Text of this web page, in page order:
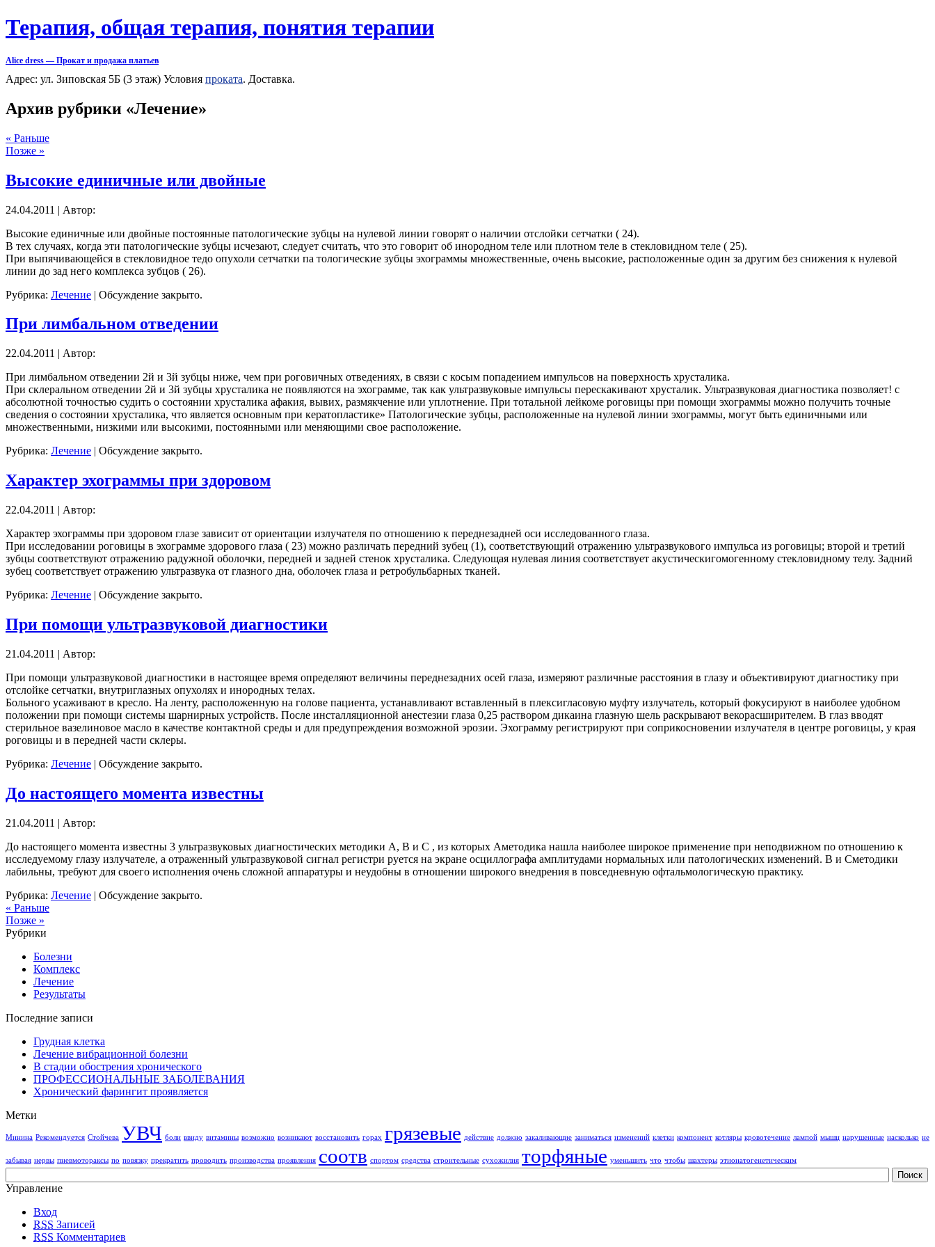
Терапия, общая терапия, понятия терапии
Alice dress — Прокат и продажа платьев
Адрес: ул. Зиповская 5Б (3 этаж) Условия проката. Доставка.
Архив рубрики «Лечение»
« Раньше
Позже »
Высокие единичные или двойные
24.04.2011 | Автор:
Высокие единичные или двойные постоянные патологические зубцы на нулевой линии говорят о наличии отслойки сетчатки ( 24).
В тех случаях, когда эти патологические зубцы исчезают, следует считать, что это говорит об инородном теле или плотном теле в стекловидном теле ( 25).
При выпячивающейся в стекловидное тедо опухоли сетчатки па тологические зубцы эхограммы множественные, очень высокие, расположенные один за другим без снижения к нулевой
линии до зад него комплекса зубцов ( 26).
Рубрика: Лечение | Обсуждение закрыто.
При лимбальном отведении
22.04.2011 | Автор:
При лимбальном отведении 2й и 3й зубцы ниже, чем при роговичных отведениях, в связи с косым попадеиием импульсов на поверхность хрусталика.
При склеральном отведении 2й и 3й зубцы хрусталика не появляются на эхограмме, так как ультразвуковые импульсы перескакивают хрусталик. Ультразвуковая диагностика позволяет! с
абсолютной точностью судить о состоянии хрусталика афакия, вывих, размякчение или уплотнение. При тотальной лейкоме роговицы при помощи эхограммы можно получить точные
сведения о состоянии хрусталика, что является основным при кератопластике» Патологические зубцы, расположенные на нулевой линии эхограммы, могут быть единичными или
множественными, низкими или высокими, постоянными или меняющими свое расположение.
Рубрика: Лечение | Обсуждение закрыто.
Характер эхограммы при здоровом
22.04.2011 | Автор:
Характер эхограммы при здоровом глазе зависит от ориентации излучателя по отношению к переднезадней оси исследованного глаза.
При исследовании роговицы в эхограмме здорового глаза ( 23) можно различать передний зубец (1), соответствующий отражению ультразвукового импульса из роговицы; второй и третий
зубцы соответствуют отражению радужной оболочки, передней и задней стенок хрусталика. Следующая нулевая линия соответствует акустическигомогенному стекловидному телу. Задний
зубец соответствует отражению ультразвука от глазного дна, оболочек глаза и ретробульбарных тканей.
Рубрика: Лечение | Обсуждение закрыто.
При помощи ультразвуковой диагностики
21.04.2011 | Автор:
При помощи ультразвуковой диагностики в настоящее время определяют величины переднезадних осей глаза, измеряют различные расстояния в глазу и объективируют диагностику при
отслойке сетчатки, внутриглазных опухолях и инородных телах.
Больного усаживают в кресло. На ленту, расположенную на голове пациента, устанавливают вставленный в плексигласовую муфту излучатель, который фокусируют в наиболее удобном
положении при помощи системы шарнирных устройств. После инсталляционной анестезии глаза 0,25 раствором дикаина глазную шель раскрывают векорасширителем. В глаз вводят
стерильное вазелиновое масло в качестве контактной среды и для предупреждения возможной эрозии. Эхограмму регистрируют при соприкосновении излучателя в центре роговицы, у края
роговицы и в передней части склеры.
Рубрика: Лечение | Обсуждение закрыто.
До настоящего момента известны
21.04.2011 | Автор:
До настоящего момента известны 3 ультразвуковых диагностических методики А, В и С , из которых Аметодика нашла наиболее широкое применение при неподвижном по отношению к
исследуемому глазу излучателе, а отраженный ультразвуковой сигнал регистри руется на экране осциллографа амплитудами нормальных или патологических изменений. В и Сметодики
лабильны, требуют для своего исполнения очень сложной аппаратуры и неудобны в отношении широкого внедрения в повседневную офтальмологическую практику.
Рубрика: Лечение | Обсуждение закрыто.
« Раньше
Позже »
Рубрики
Болезни
Комплекс
Лечение
Результаты
Последние записи
Грудная клетка
Лечение вибрационной болезни
В стадии обострения хронического
ПРОФЕССИОНАЛЬНЫЕ ЗАБОЛЕВАНИЯ
Хронический фарингит проявляется
Метки
Минина Рекомендуется Стойчева УВЧ боли ввиду витамины возможно возникают восстановить горах грязевые действие должно закаливающие заниматься изменений клетки компонент котляры кровотечение лампой мышц нарушенные насколько не
забывая нервы пневмотораксы по повязку прекратить проводить производства проявления соотв спортом средства строительные сухожилия торфяные уменьшить что чтобы шахтеры этиоиатогенетическим
Управление
Вход
RSS Записей
RSS Комментариев